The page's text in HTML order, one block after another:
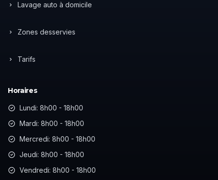
Lavage auto à domicile
Zones desservies
Tarifs
Horaires
Lundi: 8h00 - 18h00
Mardi: 8h00 - 18h00
Mercredi: 8h00 - 18h00
Jeudi: 8h00 - 18h00
Vendredi: 8h00 - 18h00